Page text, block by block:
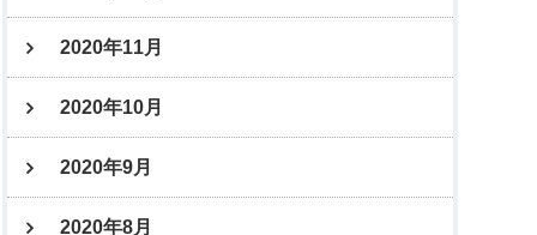
2020年11月
2020年10月
2020年9月
2020年8月